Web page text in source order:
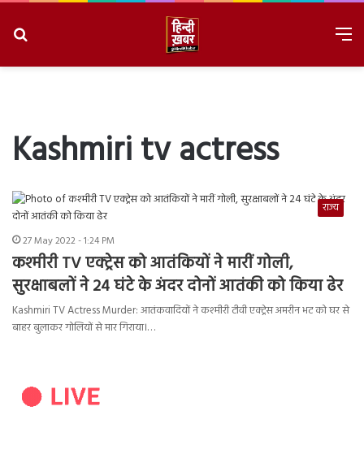
Kashmiri tv actress
राज्य
27 May 2022 - 1:24 PM
कश्मीरी TV एक्ट्रेस को आतंकियों ने मारीं गोली,
सुरक्षाबलों ने 24 घंटे के अंदर दोनों आतंकी को किया ढेर
Kashmiri TV Actress Murder: आतंकवादियों ने कश्मीरी टीवी एक्ट्रेस अमरीन भट को घर से
बाहर बुलाकर गोलियों से मार गिराया।…